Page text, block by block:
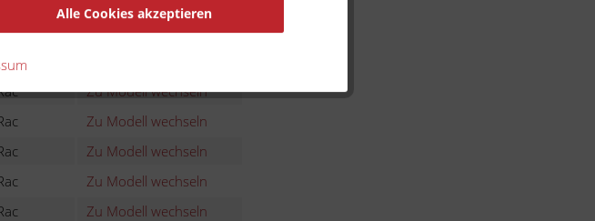
Zu Modell wechseln
Zu Modell wechseln
Zu Modell wechseln
Zu Modell wechseln
Zu Modell wechseln
Zu Modell wechseln
Alle Cookies akzeptieren